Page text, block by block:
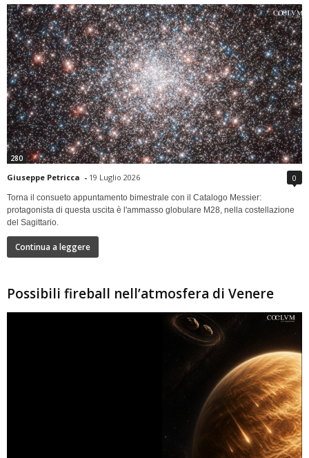
280
Giuseppe Petricca - 19 Luglio 2026 0
Torna il consueto appuntamento bimestrale con il Catalogo Messier:
protagonista di questa uscita è l'ammasso globulare M28, nella costellazione
del Sagittario.
Continua a leggere
Possibili fireball nell’atmosfera di Venere